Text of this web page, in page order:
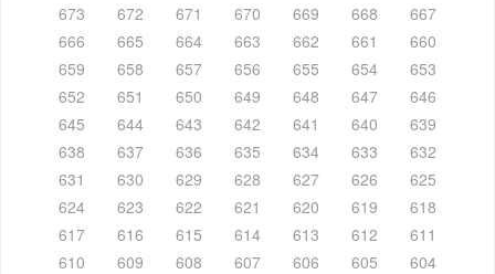
673
672 671 670 669 668
667
666
665 664 663 662 661
660
659
658 657 656 655 654
653
652
651 650 649 648 647
646
645
644 643 642 641 640
639
638
637 636 635 634 633
632
631
630 629 628 627 626
625
624
623 622 621 620 619
618
617
616 615 614 613 612
611
610
609 608 607 606 605
604